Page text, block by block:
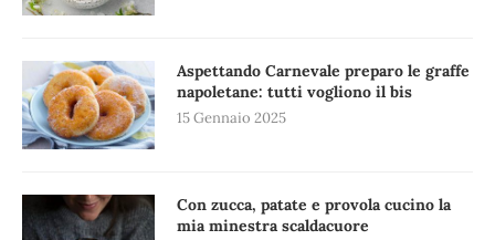
Aspettando Carnevale preparo le graffe
napoletane: tutti vogliono il bis
15 Gennaio 2025
Con zucca, patate e provola cucino la
mia minestra scaldacuore